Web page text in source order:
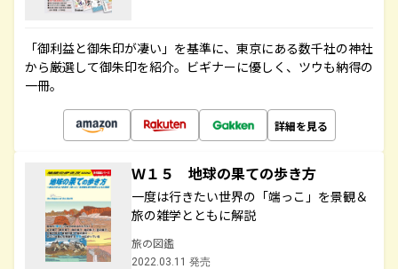
「御利益と御朱印が凄い」を基準に、東京にある数千社の神社
から厳選して御朱印を紹介。ビギナーに優しく、ツウも納得の
一冊。
詳細を見る
Ｗ１５ 地球の果ての歩き方
一度は行きたい世界の「端っこ」を景観＆
旅の雑学とともに解説
旅の図鑑
2022.03.11 発売